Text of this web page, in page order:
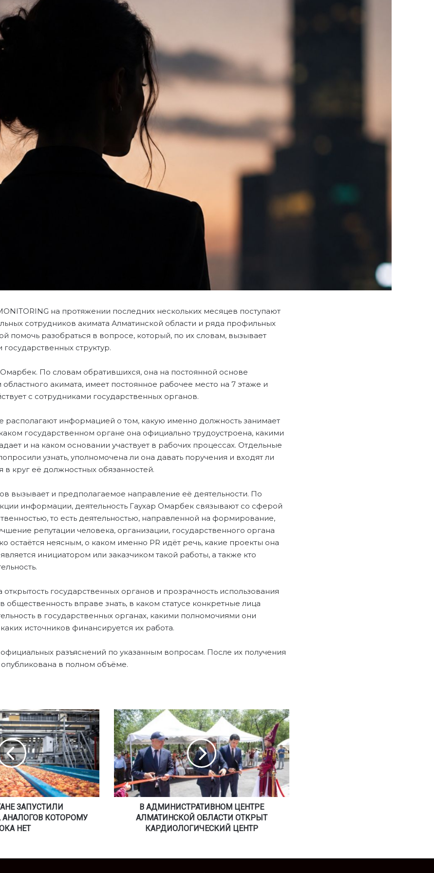
на протяжении последних нескольких месяцев поступают
сотрудников акимата Алматинской области и ряда профильных
помочь разобраться в вопросе, который, по их словам, вызывает
структур.
Омарбек. По словам обратившихся, она на постоянной основе
областного акимата, имеет постоянное рабочее место на 7 этаже и
с сотрудниками государственных органов.
располагают информацией о том, какую именно должность занимает
государственном органе она официально трудоустроена, какими
и на каком основании участвует в рабочих процессах. Отдельные
узнать, уполномочена ли она давать поручения и входят ли
круг её должностных обязанностей.
вызывает и предполагаемое направление её деятельности. По
информации, деятельность Гаухар Омарбек связывают со сферой
то есть деятельностью, направленной на формирование,
репутации человека, организации, государственного органа
остаётся неясным, о каком именно PR идёт речь, какие проекты она
инициатором или заказчиком такой работы, а также кто
открытость государственных органов и прозрачность использования
вправе знать, в каком статусе конкретные лица
в государственных органах, какими полномочиями они
источников финансируется их работа.
разъяснений по указанным вопросам. После их получения
в полном объёме.
ЗАПУСТИЛИ
АНАЛОГОВ КОТОРОМУ
НЕТ
В
А
Д
М
И
Н
И
С
Т
Н
В АДМИНИСТРАТИВНОМ ЦЕНТРЕ
АЛМАТИНСКОЙ ОБЛАСТИ ОТКРЫТ
КАРДИОЛОГИЧЕСКИЙ ЦЕНТР